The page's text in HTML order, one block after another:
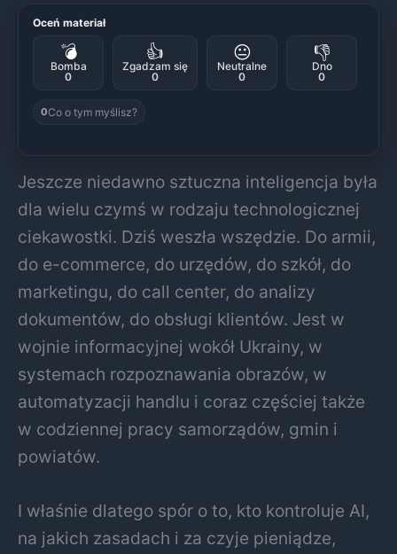
Oceń materiał
💣
Bomba
0
👍
Zgadzam się
0
😐
Neutralne
0
👎
Dno
0
0Co o tym myślisz?
Jeszcze niedawno sztuczna inteligencja była
dla wielu czymś w rodzaju technologicznej
ciekawostki. Dziś weszła wszędzie. Do armii,
do e-commerce, do urzędów, do szkół, do
marketingu, do call center, do analizy
dokumentów, do obsługi klientów. Jest w
wojnie informacyjnej wokół Ukrainy, w
systemach rozpoznawania obrazów, w
automatyzacji handlu i coraz częściej także
w codziennej pracy samorządów, gmin i
powiatów.
I właśnie dlatego spór o to, kto kontroluje AI,
na jakich zasadach i za czyje pieniądze,